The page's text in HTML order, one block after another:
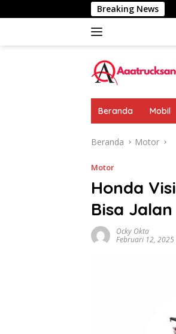
ke
Breaking News
Pakai
Beranda Mobil
Beranda Motor
Motor
Honda
Bisa
Ocky Okta
Februari 12, 2025